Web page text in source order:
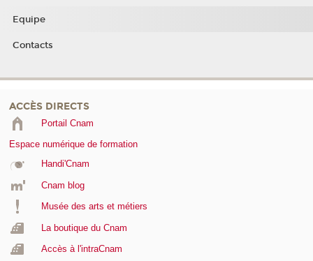
Equipe
Contacts
ACCÈS DIRECTS
Portail Cnam
Espace numérique de formation
Handi'Cnam
Cnam blog
Musée des arts et métiers
La boutique du Cnam
Accès à l'intraCnam